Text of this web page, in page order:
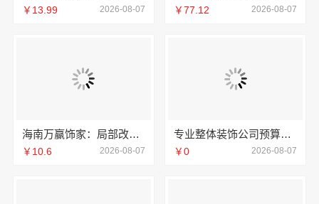
￥13.99 2026-08-07 ￥77.12 2026-08-07
海南万赢饰家：局部改造居室装修明细报价
￥10.6 2026-08-07
专业整体装饰公司预算南通宏域全宅装饰建材有限公司规划
￥0 2026-08-07